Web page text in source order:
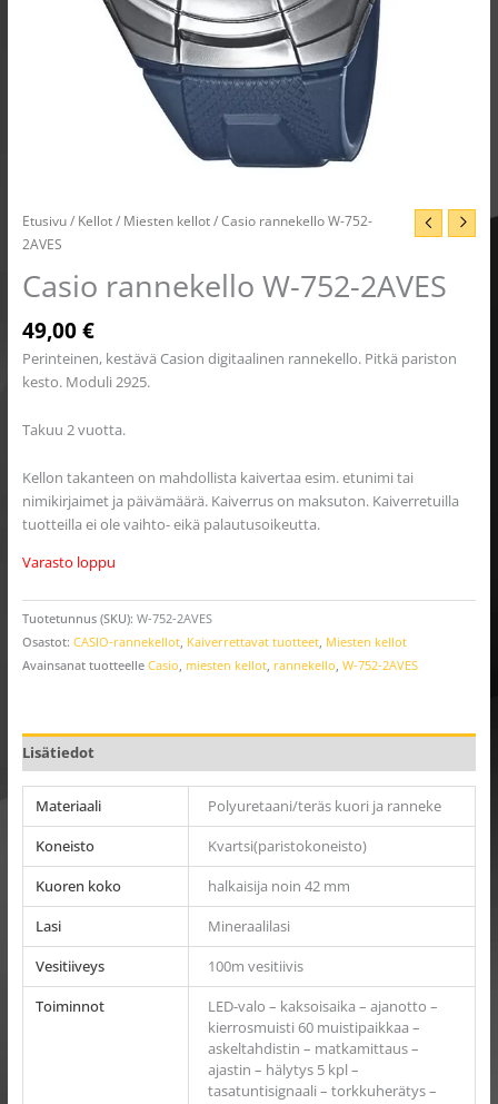
Etusivu/ Kellot/ Miesten kellot/ Casio rannekello W-752-
2AVES
Casio rannekello W-752-2AVES
49,00€
Perinteinen, kestävä Casion digitaalinen rannekello. Pitkä pariston
kesto. Moduli 2925.
Takuu 2 vuotta.
Kellon takanteen on mahdollista kaivertaa esim. etunimi tai
nimikirjaimet ja päivämäärä. Kaiverrus on maksuton. Kaiverretuilla
tuotteilla ei ole vaihto- eikä palautusoikeutta.
Varasto loppu
Tuotetunnus (SKU): W-752-2AVES
Osastot: CASIO-rannekellot, Kaiverrettavat tuotteet, Miesten kellot
Avainsanat tuotteelle Casio, miesten kellot, rannekello, W-752-2AVES
Lisätiedot
Materiaali
Polyuretaani/teräs kuori ja ranneke
Koneisto
Kvartsi(paristokoneisto)
Kuoren koko
halkaisija noin 42 mm
Lasi
Mineraalilasi
Vesitiiveys
100m vesitiivis
Toiminnot
LED-valo – kaksoisaika – ajanotto –
kierrosmuisti 60 muistipaikkaa –
askeltahdistin – matkamittaus –
ajastin – hälytys 5 kpl –
tasatuntisignaali – torkkuherätys –